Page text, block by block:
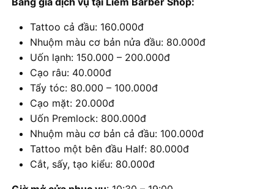
Tattoo cả đầu: 160.000đ
Nhuộm màu cơ bản nửa đầu: 80.000đ
Uốn lạnh: 150.000 – 200.000đ
Cạo râu: 40.000đ
Tẩy tóc: 80.000 – 100.000đ
Cạo mặt: 20.000đ
Uốn Premlock: 800.000đ
Nhuộm màu cơ bản cả đầu: 100.000đ
Tattoo một bên đầu Half: 80.000đ
Cắt, sấy, tạo kiểu: 80.000đ